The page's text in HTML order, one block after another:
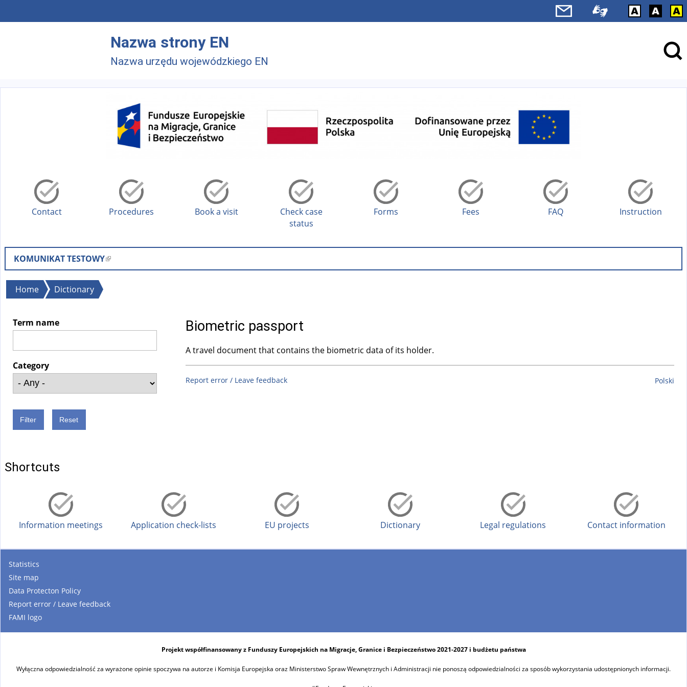
Nazwa strony EN
Nazwa urzędu wojewódzkiego EN
Contact Procedures Book a visit
Check case
status
Forms Fees FAQ Instruction
KOMUNIKAT TESTOWY(
l
e
e
You
here
Home Dictionary
Term name
Category
Biometric passport
A travel document that contains the biometric data of its holder.
Report error / Leave feedback Polski
Shortcuts
Information meetings Application check-lists EU projects Dictionary Legal regulations Contact information
Statistics
Site map
Data Protecton Policy
Report error / Leave feedback
FAMI logo
Projekt współfinansowany z Funduszy Europejskich na Migracje, Granice i Bezpieczeństwo 2021-2027 i budżetu państwa
Wyłączna odpowiedzialność za wyrażone opinie spoczywa na autorze i Komisja Europejska oraz Ministerstwo Spraw Wewnętrznych i Administracji nie ponoszą odpowiedzialności za sposób wykorzystania udostępnionych informacji.